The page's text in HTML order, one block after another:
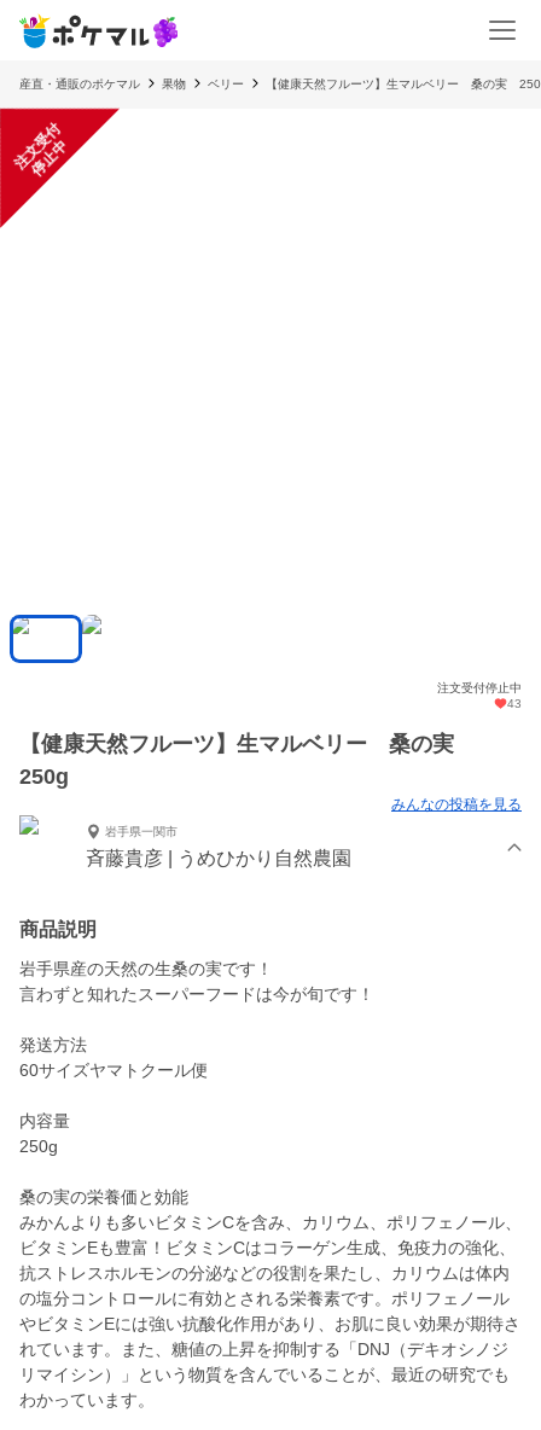
産直・通販のポケマル 果物 ベリー 【健康天然フルーツ】生マルベリー 桑の実
注
文
受
付
停
止
中
注文受付停止中
43
【健康天然フルーツ】生マルベリー 桑の実
250g
みんなの投稿を見る
岩手県一関市
斉藤貴彦 | うめひかり自然農園
商品説明
岩手県産の天然の生桑の実です！
言わずと知れたスーパーフードは今が旬です！
発送方法
60サイズヤマトクール便
内容量
250g
桑の実の栄養価と効能
みかんよりも多いビタミンCを含み、カリウム、ポリフェノール、
ビタミンEも豊富！ビタミンCはコラーゲン生成、免疫力の強化、
抗ストレスホルモンの分泌などの役割を果たし、カリウムは体内
の塩分コントロールに有効とされる栄養素です。ポリフェノール
やビタミンEには強い抗酸化作用があり、お肌に良い効果が期待さ
れています。また、糖値の上昇を抑制する「DNJ（デキオシノジ
リマイシン）」という物質を含んでいることが、最近の研究でも
わかっています。